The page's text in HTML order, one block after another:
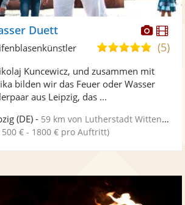
Fotos
Duett
5,0
5
(5)
Kuncewicz, und zusammen mit
bilden wir das Feuer oder Wasser
aus Leipzig, das ...
(DE) - 59 km von Lutherstadt Wittenberg
500 € - 1800 € pro Auftritt)